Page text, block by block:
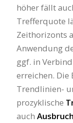
höher fällt
Trefferquote
Zeithorizonts
Anwendung
ggf. in
erreichen. Die
Trendlinien-
prozyklische
auch